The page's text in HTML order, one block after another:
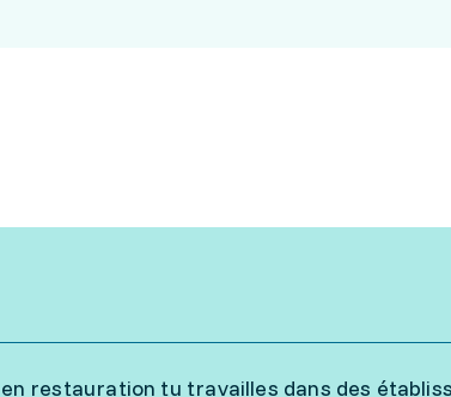
restauration tu travailles dans des